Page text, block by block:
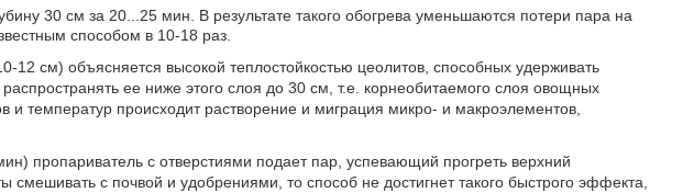
30 см за 20...25 мин. В результате такого обогрева уменьшаются потери пара на
способом в 10-18 раз.
см) объясняется высокой теплостойкостью цеолитов, способных удерживать
ее ниже этого слоя до 30 см, т.е. корнеобитаемого слоя овощных
и температур происходит растворение и миграция микро- и макроэлементов,
пропариватель с отверстиями подает пар, успевающий прогреть верхний
с почвой и удобрениями, то способ не достигнет такого быстрого эффекта,